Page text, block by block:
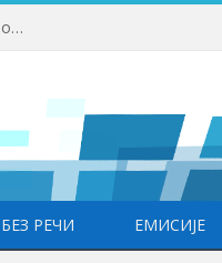
Одржана Конференција клубова Зоне „Исток“ уочи почетка нове сезоне
БЕЗ РЕЧИ ЕМИСИЈЕ